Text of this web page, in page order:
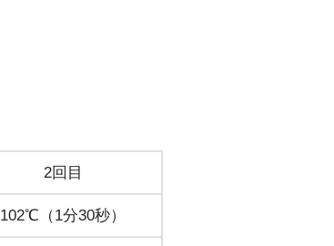
2回目
102℃（1分30秒）